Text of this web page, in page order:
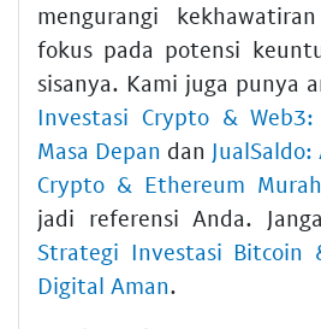
mengurangi
fokus pada potensi
sisanya. Kami juga punya
Investasi Crypto & Web3:
Masa Depan dan
Crypto & Ethereum
jadi referensi Anda.
Strategi Investasi Bitcoin
Digital Aman.